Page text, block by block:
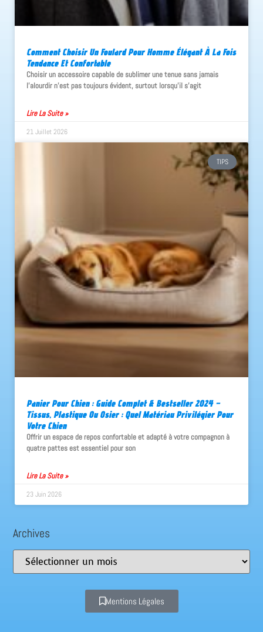
Comment Choisir Un Foulard Pour Homme Élégant À La Fois
Tendance Et Confortable
Choisir un accessoire capable de sublimer une tenue sans jamais
l'alourdir n'est pas toujours évident, surtout lorsqu'il s'agit
Lire La Suite »
21 Juillet 2026
TIPS
Panier Pour Chien : Guide Complet & Bestseller 2024 –
Tissus, Plastique Ou Osier : Quel Matériau Privilégier Pour
Votre Chien
Offrir un espace de repos confortable et adapté à votre compagnon à
quatre pattes est essentiel pour son
Lire La Suite »
23 Juin 2026
Archives
Mentions Légales